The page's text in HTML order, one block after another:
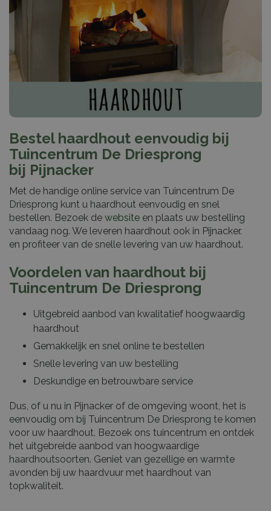
Bestel haardhout eenvoudig bij
Tuincentrum De Driesprong
bij Pijnacker
Met de handige online service van Tuincentrum De
Driesprong kunt u haardhout eenvoudig en snel
bestellen. Bezoek de website en plaats uw bestelling
vandaag nog. We leveren haardhout ook in Pijnacker.
en profiteer van de snelle levering van uw haardhout.
Voordelen van haardhout bij
Tuincentrum De Driesprong
Uitgebreid aanbod van kwalitatief hoogwaardig
haardhout
Gemakkelijk en snel online te bestellen
Snelle levering van uw bestelling
Deskundige en betrouwbare service
Dus, of u nu in Pijnacker of de omgeving woont, het is
eenvoudig om bij Tuincentrum De Driesprong te komen
voor uw haardhout. Bezoek ons tuincentrum en ontdek
het uitgebreide aanbod van hoogwaardige
haardhoutsoorten. Geniet van gezellige en warmte
avonden bij uw haardvuur met haardhout van
topkwaliteit.